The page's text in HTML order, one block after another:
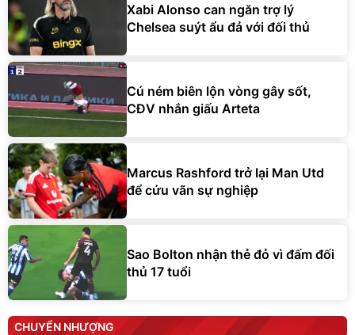
Xabi Alonso can ngăn trợ lý
Chelsea suýt ẩu đả với đối thủ
Cú ném biên lộn vòng gây sốt,
CĐV nhắn giấu Arteta
Marcus Rashford trở lại Man Utd
để cứu vãn sự nghiệp
Sao Bolton nhận thẻ đỏ vì đấm đối
thủ 17 tuổi
CHUYỂN NHƯỢNG